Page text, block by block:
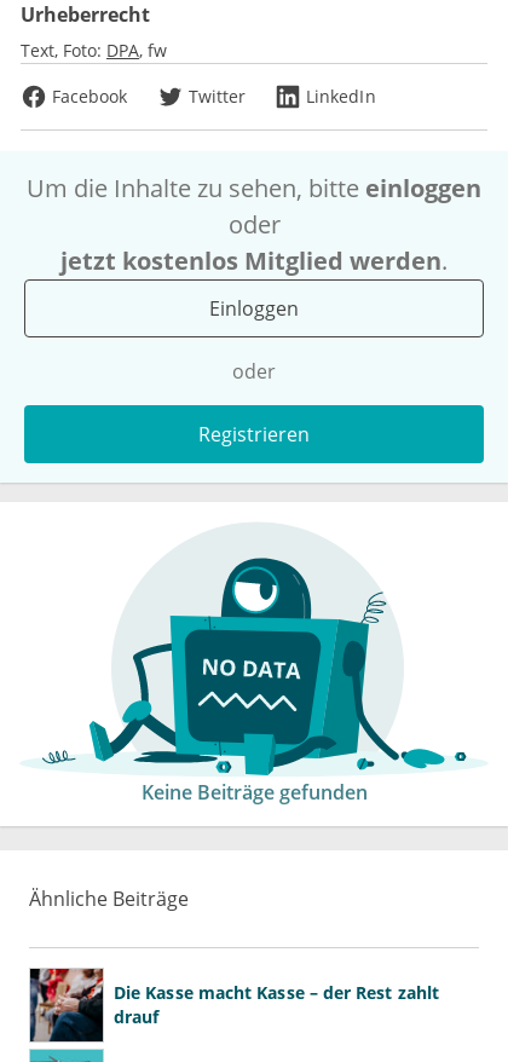
Urheberrecht
Text, Foto: DPA fw
Facebook
Twitter LinkedIn
Um die Inhalte zu sehen, bitte einloggen
oder
jetzt kostenlos Mitglied werden.
Einloggen
oder
Registrieren
Keine Beiträge gefunden
Ähnliche Beiträge
Die Kasse macht Kasse – der Rest zahlt
drauf